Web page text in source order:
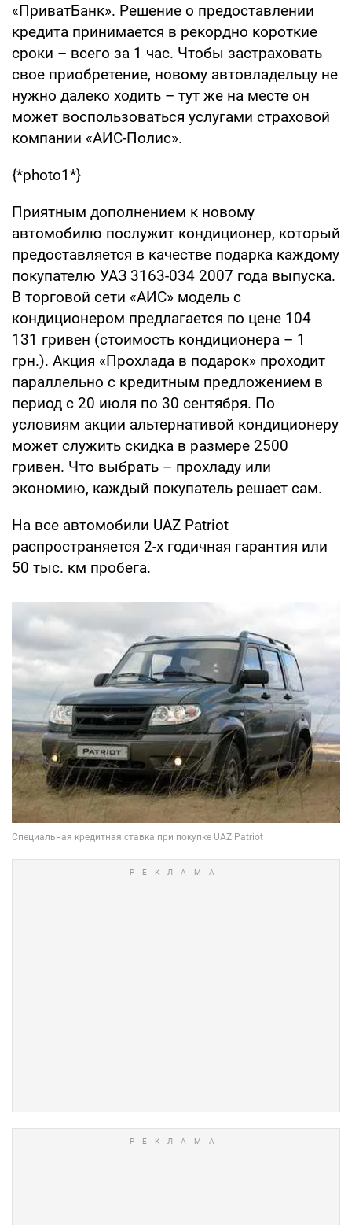
«ПриватБанк». Решение о предоставлении
кредита принимается в рекордно короткие
сроки – всего за 1 час. Чтобы застраховать
свое приобретение, новому автовладельцу не
нужно далеко ходить – тут же на месте он
может воспользоваться услугами страховой
компании «АИС-Полис».
{*photo1*}
Приятным дополнением к новому
автомобилю послужит кондиционер, который
предоставляется в качестве подарка каждому
покупателю УАЗ 3163-034 2007 года выпуска.
В торговой сети «АИС» модель с
кондиционером предлагается по цене 104
131 гривен (стоимость кондиционера – 1
грн.). Акция «Прохлада в подарок» проходит
параллельно с кредитным предложением в
период с 20 июля по 30 сентября. По
условиям акции альтернативой кондиционеру
может служить скидка в размере 2500
гривен. Что выбрать – прохладу или
экономию, каждый покупатель решает сам.
На все автомобили UAZ Patriot
распространяется 2-х годичная гарантия или
50 тыс. км пробега.